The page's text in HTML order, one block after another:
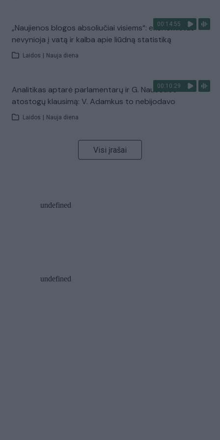
00:14:55
„Naujienos blogos absoliučiai visiems“: ekonomistas
nevynioja į vatą ir kalba apie liūdną statistiką
Laidos Nauja diena
00:10:29
Analitikas aptarė parlamentarų ir G. Nausėdos
atostogų klausimą: V. Adamkus to nebijodavo
Laidos Nauja diena
Visi įrašai